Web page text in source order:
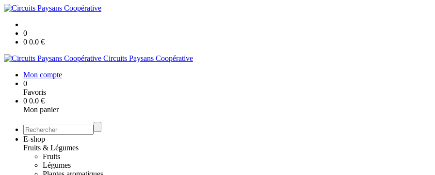
0
0 0.0 €
Circuits Paysans Coopérative
Mon compte
0
Favoris
0 0.0 €
Mon panier
E-shop
Fruits & Légumes
Fruits
Légumes